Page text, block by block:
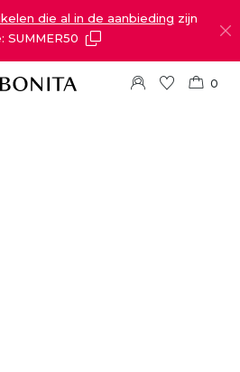
die al in de aanbieding zijn
SUMMER50
0